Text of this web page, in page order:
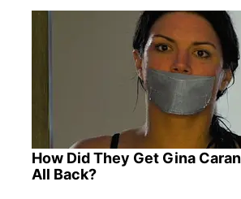
How Did They Get Gina
All Back?